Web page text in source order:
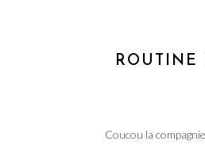
ROUTINE
Coucou la